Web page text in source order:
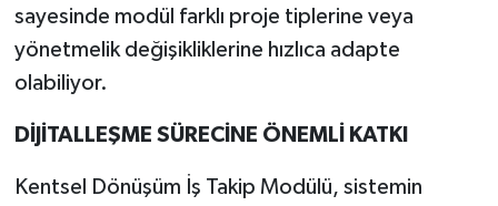
sayesinde modül farklı proje tiplerine veya
yönetmelik değişikliklerine hızlıca adapte
olabiliyor.
DİJİTALLEŞME SÜRECİNE ÖNEMLİ KATKI
Kentsel Dönüşüm İş Takip Modülü, sistemin